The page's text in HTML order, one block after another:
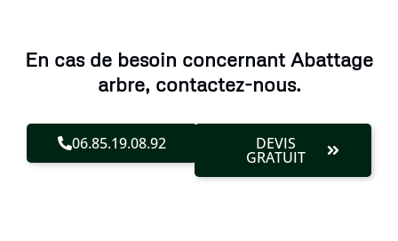
En cas de besoin concernant Abattage
arbre, contactez-nous.
06.85.19.08.92 DEVIS
GRATUIT